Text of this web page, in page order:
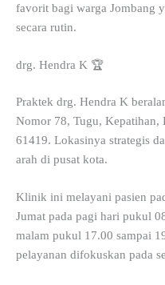
favorit bagi warga Jombang
secara rutin.
drg. Hendra K 🏆
Praktek drg. Hendra K
Nomor 78, Tugu, Kepatihan,
61419. Lokasinya strategis
arah di pusat kota.
Klinik ini melayani pasien
Jumat pada pagi hari pukul
malam pukul 17.00 sampai
pelayanan difokuskan pada